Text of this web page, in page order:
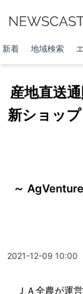
新着 地域検索
産地直送
新ショッ
～
2021-12-09 10:00
ＪＡ全農が運営